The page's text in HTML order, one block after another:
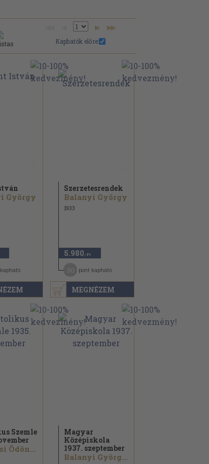
Kaphatók előre:
György
MEGNÉZEM
Szerzetesrendek
Balanyi György
1933
5.980 ,-Ft
pont kapható
Szemle
Ödön...
Magyar
Középiskola
1937. szeptember
Balanyi György...